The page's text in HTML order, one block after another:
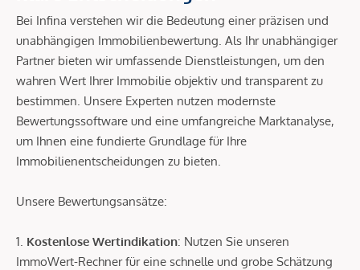
Bei Infina verstehen wir die Bedeutung einer präzisen und
unabhängigen Immobilienbewertung. Als Ihr unabhängiger
Partner bieten wir umfassende Dienstleistungen, um den
wahren Wert Ihrer Immobilie objektiv und transparent zu
bestimmen. Unsere Experten nutzen modernste
Bewertungssoftware und eine umfangreiche Marktanalyse,
um Ihnen eine fundierte Grundlage für Ihre
Immobilienentscheidungen zu bieten.
Unsere Bewertungsansätze:
1. Kostenlose Wertindikation: Nutzen Sie unseren
ImmoWert-Rechner für eine schnelle und grobe Schätzung